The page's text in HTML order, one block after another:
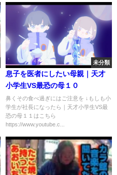
未分類
息子を医者にしたい母親｜天才
小学生VS最恐の母１０
鼻くその食べ過ぎにはご注意を ↓もしも小
学生が社長になったら｜天才小学生VS最
恐の母１１はこちら
https://www.youtube.c...